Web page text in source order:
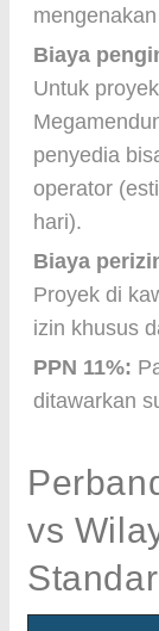
Biaya
Untuk
penyedia
operator
hari).
Biaya
Proyek di
izin khusus
PPN 11%:
ditawarkan
vs